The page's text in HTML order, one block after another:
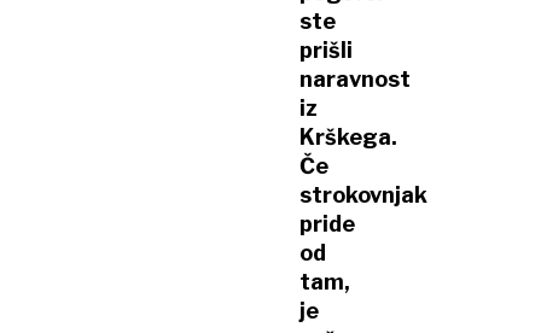
ste
prišli
naravnost
iz
Krškega.
Če
strokovnjak
pride
od
tam,
je